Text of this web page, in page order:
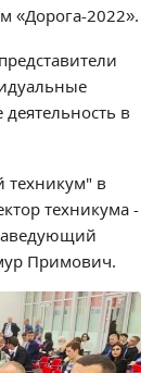
и
«Дорога-2022».
в
в
техникума -
Примович.